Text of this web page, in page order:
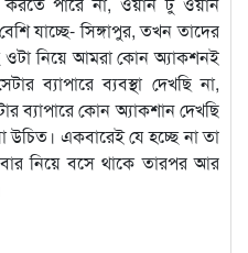
যাচ্ছে- সিঙ্গাপুর, তখন তাদের
ওটা নিয়ে আমরা কোন অ্যাকশনই
ব্যাপারে ব্যবস্থা দেখছি না,
ব্যাপারে কোন অ্যাকশান দেখছি
উচিত। একবারেই যে হচ্ছে না তা
নিয়ে বসে থাকে তারপর আর